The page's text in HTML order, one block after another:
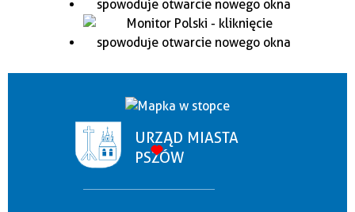
URZĄD MIASTA
PSZÓW